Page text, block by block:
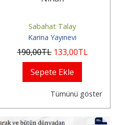
Sabahat Talay
Karina Yayınevi
190,00TL 133,00TL
Sepete Ekle
Tümünü göster